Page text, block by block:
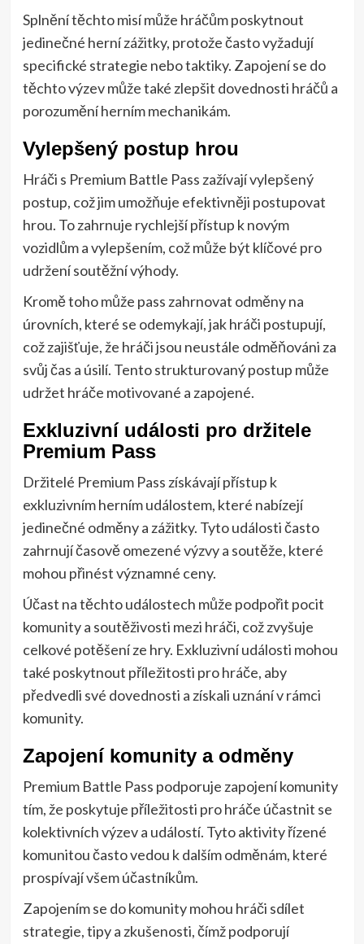
Splnění těchto misí může hráčům poskytnout
jedinečné herní zážitky, protože často vyžadují
specifické strategie nebo taktiky. Zapojení se do
těchto výzev může také zlepšit dovednosti hráčů a
porozumění herním mechanikám.
Vylepšený postup hrou
Hráči s Premium Battle Pass zažívají vylepšený
postup, což jim umožňuje efektivněji postupovat
hrou. To zahrnuje rychlejší přístup k novým
vozidlům a vylepšením, což může být klíčové pro
udržení soutěžní výhody.
Kromě toho může pass zahrnovat odměny na
úrovních, které se odemykají, jak hráči postupují,
což zajišťuje, že hráči jsou neustále odměňováni za
svůj čas a úsilí. Tento strukturovaný postup může
udržet hráče motivované a zapojené.
Exkluzivní události pro držitele
Premium Pass
Držitelé Premium Pass získávají přístup k
exkluzivním herním událostem, které nabízejí
jedinečné odměny a zážitky. Tyto události často
zahrnují časově omezené výzvy a soutěže, které
mohou přinést významné ceny.
Účast na těchto událostech může podpořit pocit
komunity a soutěživosti mezi hráči, což zvyšuje
celkové potěšení ze hry. Exkluzivní události mohou
také poskytnout příležitosti pro hráče, aby
předvedli své dovednosti a získali uznání v rámci
komunity.
Zapojení komunity a odměny
Premium Battle Pass podporuje zapojení komunity
tím, že poskytuje příležitosti pro hráče účastnit se
kolektivních výzev a událostí. Tyto aktivity řízené
komunitou často vedou k dalším odměnám, které
prospívají všem účastníkům.
Zapojením se do komunity mohou hráči sdílet
strategie, tipy a zkušenosti, čímž podporují